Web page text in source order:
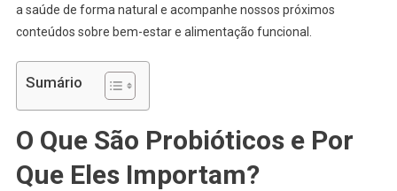
a saúde de forma natural e acompanhe nossos próximos
conteúdos sobre bem-estar e alimentação funcional.
Sumário
O Que São Probióticos e Por
Que Eles Importam?